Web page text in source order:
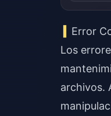
Error
Los
archivos.